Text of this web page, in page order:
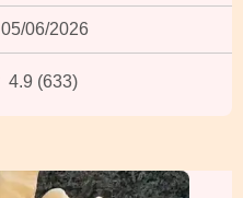
05/06/2026
4.9 (633)